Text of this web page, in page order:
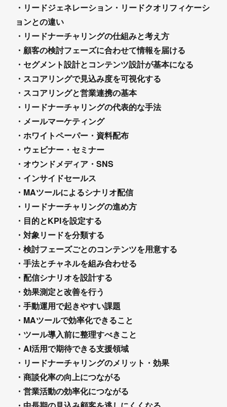
・リードジェネレーション・リードクオリフィケーシ
ョンとの違い
・リードナーチャリングの仕組みと考え方
・顧客の検討フェーズに合わせて情報を届ける
・セグメント設計とコンテンツ設計が基本になる
・スコアリングで見込み度を可視化する
・スコアリングと営業連携の基本
・リードナーチャリングの代表的な手法
・メールマーケティング
・ホワイトペーパー・資料配布
・ウェビナー・セミナー
・オウンドメディア・SNS
・インサイドセールス
・MAツールによるシナリオ配信
・リードナーチャリングの進め方
・目的とKPIを設定する
・対象リードを分類する
・検討フェーズごとのコンテンツを用意する
・手法とチャネルを組み合わせる
・配信シナリオを設計する
・効果測定と改善を行う
・手動運用で起きやすい課題
・MAツールで効率化できること
・ツール導入前に整理すべきこと
・AI活用で期待できる支援領域
・リードナーチャリングのメリット・効果
・商談化率の向上につながる
・営業活動の効率化につながる